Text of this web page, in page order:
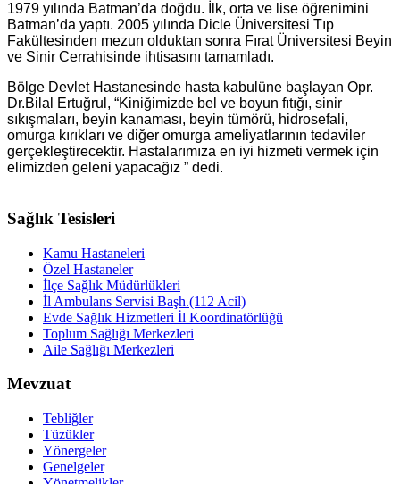
1979 yılında Batman’da doğdu. İlk, orta ve lise öğrenimini
Batman’da yaptı. 2005 yılında Dicle Üniversitesi Tıp
Fakültesinden mezun olduktan sonra Fırat Üniversitesi Beyin
ve Sinir Cerrahisinde ihtisasını tamamladı.
Bölge Devlet Hastanesinde hasta kabulüne başlayan Opr.
Dr.Bilal Ertuğrul, “Kiniğimizde bel ve boyun fıtığı, sinir
sıkışmaları, beyin kanaması, beyin tümörü, hidrosefali,
omurga kırıkları ve diğer omurga ameliyatlarının tedaviler
gerçekleştirecektir. Hastalarımıza en iyi hizmeti vermek için
elimizden geleni yapacağız ” dedi.
Sağlık Tesisleri
Kamu Hastaneleri
Özel Hastaneler
İlçe Sağlık Müdürlükleri
İl Ambulans Servisi Başh.(112 Acil)
Evde Sağlık Hizmetleri İl Koordinatörlüğü
Toplum Sağlığı Merkezleri
Aile Sağlığı Merkezleri
Mevzuat
Tebliğler
Tüzükler
Yönergeler
Genelgeler